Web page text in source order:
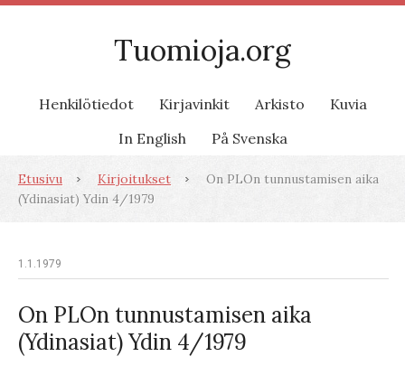
Tuomioja.org
Henkilötiedot Kirjavinkit Arkisto
Kuvia
In English
På Svenska
Etusivu Kirjoitukset
On PLOn tunnustamisen aika
(Ydinasiat) Ydin 4/1979
1.1.1979
On PLOn tunnustamisen aika
(Ydinasiat) Ydin 4/1979